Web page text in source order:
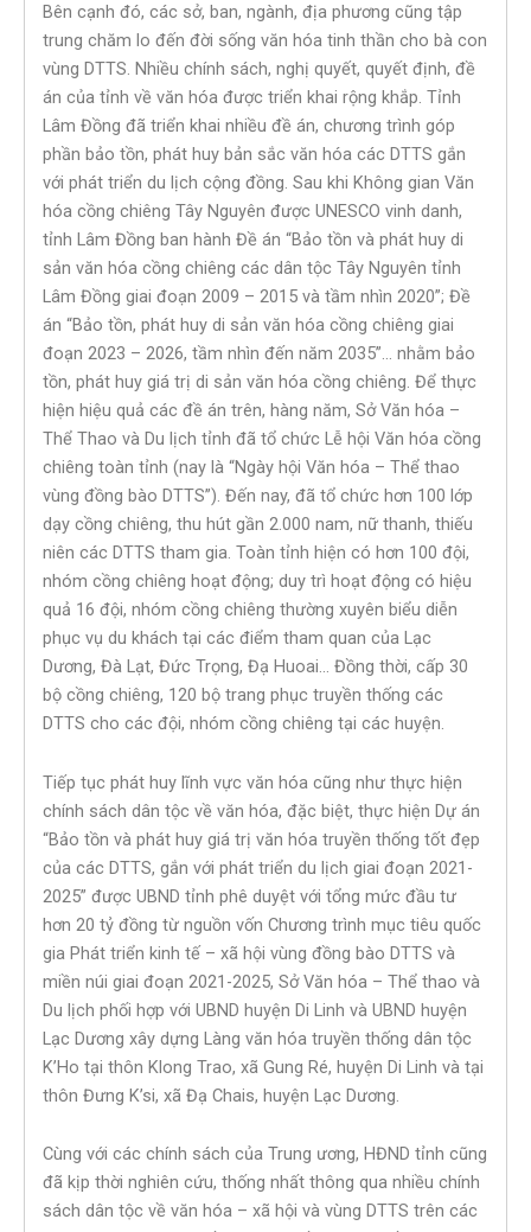
Bên cạnh đó, các sở, ban, ngành, địa phương cũng tập
trung chăm lo đến đời sống văn hóa tinh thần cho bà con
vùng DTTS. Nhiều chính sách, nghị quyết, quyết định, đề
án của tỉnh về văn hóa được triển khai rộng khắp. Tỉnh
Lâm Đồng đã triển khai nhiều đề án, chương trình góp
phần bảo tồn, phát huy bản sắc văn hóa các DTTS gắn
với phát triển du lịch cộng đồng. Sau khi Không gian Văn
hóa cồng chiêng Tây Nguyên được UNESCO vinh danh,
tỉnh Lâm Đồng ban hành Đề án “Bảo tồn và phát huy di
sản văn hóa cồng chiêng các dân tộc Tây Nguyên tỉnh
Lâm Đồng giai đoạn 2009 – 2015 và tầm nhìn 2020”; Đề
án “Bảo tồn, phát huy di sản văn hóa cồng chiêng giai
đoạn 2023 – 2026, tầm nhìn đến năm 2035”… nhằm bảo
tồn, phát huy giá trị di sản văn hóa cồng chiêng. Để thực
hiện hiệu quả các đề án trên, hàng năm, Sở Văn hóa –
Thể Thao và Du lịch tỉnh đã tổ chức Lễ hội Văn hóa cồng
chiêng toàn tỉnh (nay là “Ngày hội Văn hóa – Thể thao
vùng đồng bào DTTS”). Đến nay, đã tổ chức hơn 100 lớp
dạy cồng chiêng, thu hút gần 2.000 nam, nữ thanh, thiếu
niên các DTTS tham gia. Toàn tỉnh hiện có hơn 100 đội,
nhóm cồng chiêng hoạt động; duy trì hoạt động có hiệu
quả 16 đội, nhóm cồng chiêng thường xuyên biểu diễn
phục vụ du khách tại các điểm tham quan của Lạc
Dương, Đà Lạt, Đức Trọng, Đạ Huoai… Đồng thời, cấp 30
bộ cồng chiêng, 120 bộ trang phục truyền thống các
DTTS cho các đội, nhóm cồng chiêng tại các huyện.
Tiếp tục phát huy lĩnh vực văn hóa cũng như thực hiện
chính sách dân tộc về văn hóa, đặc biệt, thực hiện Dự án
“Bảo tồn và phát huy giá trị văn hóa truyền thống tốt đẹp
của các DTTS, gắn với phát triển du lịch giai đoạn 2021-
2025” được UBND tỉnh phê duyệt với tổng mức đầu tư
hơn 20 tỷ đồng từ nguồn vốn Chương trình mục tiêu quốc
gia Phát triển kinh tế – xã hội vùng đồng bào DTTS và
miền núi giai đoạn 2021-2025, Sở Văn hóa – Thể thao và
Du lịch phối hợp với UBND huyện Di Linh và UBND huyện
Lạc Dương xây dựng Làng văn hóa truyền thống dân tộc
K’Ho tại thôn Klong Trao, xã Gung Ré, huyện Di Linh và tại
thôn Đưng K’si, xã Đạ Chais, huyện Lạc Dương.
Cùng với các chính sách của Trung ương, HĐND tỉnh cũng
đã kịp thời nghiên cứu, thống nhất thông qua nhiều chính
sách dân tộc về văn hóa – xã hội và vùng DTTS trên các